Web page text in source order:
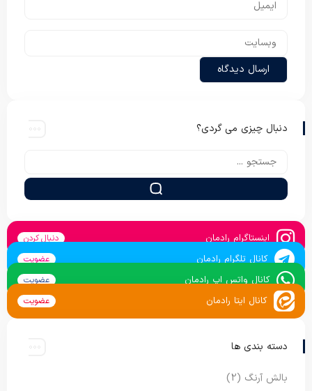
دنبال چیزی می گردی؟
اینستاگرام رادمان دنبال کردن
کانال تلگرام رادمان عضویت
کانال واتس اپ رادمان عضویت
کانال ایتا رادمان عضویت
دسته بندی ها
بالش آرنگ (2)